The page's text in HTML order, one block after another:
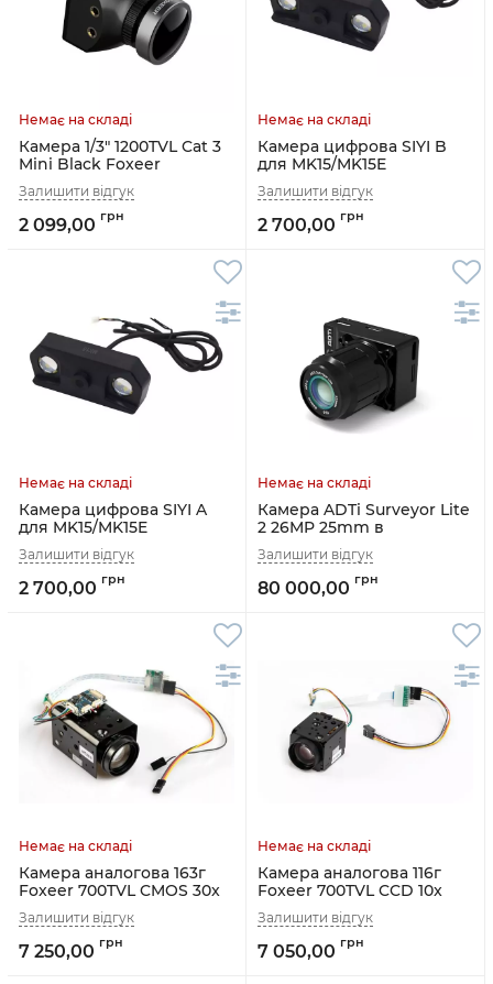
Камера 1/3" 1200TVL Cat 3
Mini Black Foxeer
2 099,00
Камера цифрова SIYI B
для MK15/MK15E
2 700,00
Камера цифрова SIYI A
для MK15/MK15E
2 700,00
Камера ADTi Surveyor Lite
2 26MP 25mm в
алюмінієвому корпусі
80 000,00
Камера аналогова 163г
Foxeer 700TVL CMOS 30x
зум з PWM керуванням
для дронів
7 250,00
Камера аналогова 116г
Foxeer 700TVL CCD 10x
зум з PWM керуванням
7 050,00